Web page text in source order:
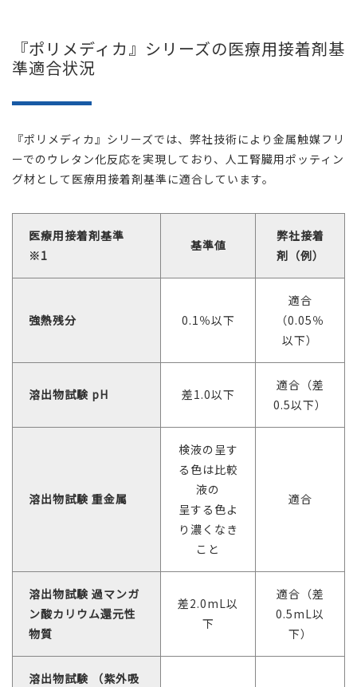
『ポリメディカ』シリーズの医療用接着剤基
準適合状況
『ポリメディカ』シリーズでは、弊社技術により金属触媒フリ
ーでのウレタン化反応を実現しており、 人工腎臓用ポッティン
グ材として医療用接着剤基準に適合しています。
医療用接着剤基準
※1
基準値
弊社接着
剤（例）
強熱残分 0.1％以下
適合
（0.05％
以下）
溶出物試験 pH 差1.0以下
適合（差
0.5以下）
溶出物試験 重金属
検液の呈す
る色は比較
液の
呈する色よ
り濃くなき
こと
適合
溶出物試験 過マンガ
ン酸カリウム還元性
物質
差2.0mL以
下
適合（差
0.5mL以
下）
溶出物試験 （紫外吸